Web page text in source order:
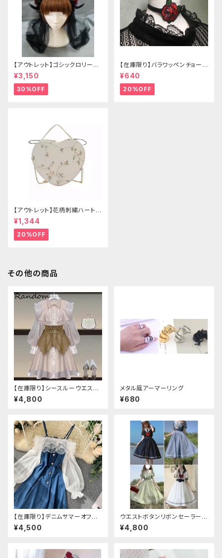
【アウトレット】ゴシックロリータ
ゴールドクラウン＆ホーン(ヴェ
ール付き)
¥3,150
30%OFF
【在庫限り】バラワッペンチョーカ
ー
¥640
20%OFF
【アウトレット】花柄刺繍ハートバ
ッグ
¥1,344
20%OFF
その他の商品
【在庫限り】シースルーウエスト
ベルトワンピースセットアップ（ラ
イトピンク：Lサイズ
¥4,800
メタル風アーマーリング
¥680
【在庫限り】デニムサマーオフシ
ョルダーワンピース（ミニ丈
¥4,500
ウエストボタンリボンセーラーワ
ンピース
¥4,800